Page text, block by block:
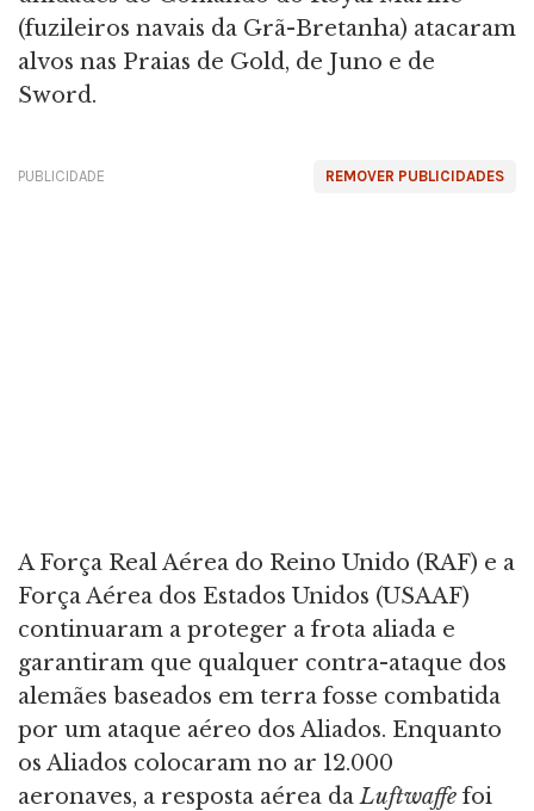
(fuzileiros navais da Grã-Bretanha) atacaram
alvos nas Praias de Gold, de Juno e de
Sword.
REMOVER PUBLICIDADES
PUBLICIDADE
A Força Real Aérea do Reino Unido (RAF) e a
Força Aérea dos Estados Unidos (USAAF)
continuaram a proteger a frota aliada e
garantiram que qualquer contra-ataque dos
alemães baseados em terra fosse combatida
por um ataque aéreo dos Aliados. Enquanto
os Aliados colocaram no ar 12.000
aeronaves, a resposta aérea daLuftwaffe foi